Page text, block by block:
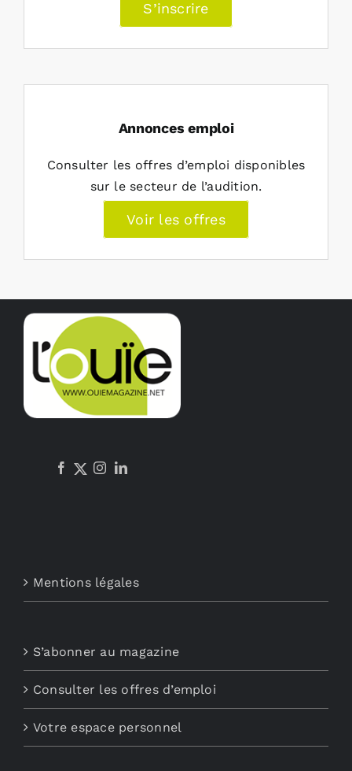
S’inscrire
Annonces emploi
Consulter les offres d’emploi disponibles
sur le secteur de l’audition.
Voir les offres
Mentions légales
S’abonner au magazine
Consulter les offres d’emploi
Votre espace personnel